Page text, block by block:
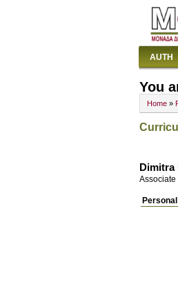
AUTH
You
Home »
Associate